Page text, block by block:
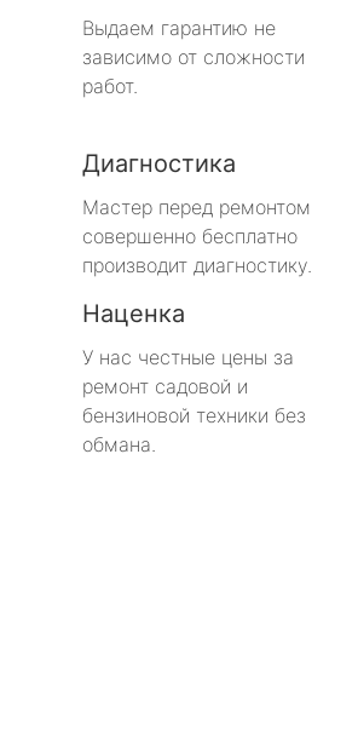
Выдаем гарантию не
зависимо от сложности
работ.
Диагностика
Мастер перед ремонтом
совершенно бесплатно
производит диагностику.
Наценка
У нас честные цены за
ремонт садовой и
бензиновой техники без
обмана.